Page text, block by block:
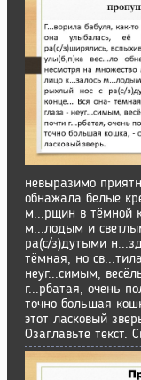
невыразимо
обнажала белые
м...рщин в тёмной
м...лодым и
ра(с/з)дутыми
тёмная, но
неуг...симым,
г...рбатая, очень
точно большая
этот ласковый
Озаглавьте текст.